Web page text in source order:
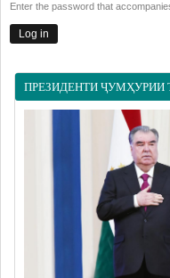
Мулоқотҳо
Дастгоҳи раиси ноҳия
Муовинони раиси ноҳия
Шаҳрак ва Деҳот
Таърихи ноҳияи Носири
Воҳидҳои сохтории
Enter the password that
ПРЕЗИДЕНТИ ҶУМҲУРИИ